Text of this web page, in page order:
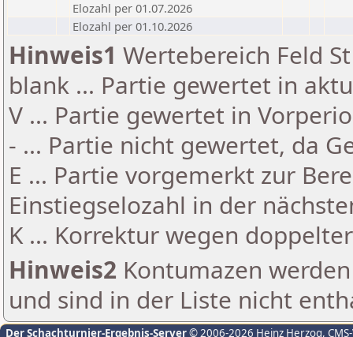
Elozahl per 01.07.2026
Elozahl per 01.10.2026
Hinweis1 Wertebereich Feld
blank ... Partie gewertet in
V ... Partie gewertet in
- ... Partie nicht gewertet, da
E ... Partie vorgemerkt zur
Einstiegselozahl in der
K ... Korrektur wegen
Hinweis2 Kontumazen
und sind in der Liste nicht
Der Schachturnier-Ergebnis-Server© 2006-2026 Heinz Herzog,